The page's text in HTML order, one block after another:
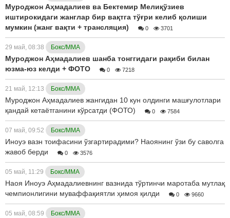
Муроджон Аҳмадалиев ва Бектемир Мелиқўзиев
иштирокидаги жанглар бир вақтга тўғри келиб қолиши
мумкин (жанг вақти + трансляция)
0 3701
29 май, 08:38 Бокс/ММА
Муроджон Аҳмадалиев шанба тонггидаги рақиби билан
юзма-юз келди + ФОТО
0 7218
21 май, 12:13 Бокс/ММА
Муроджон Аҳмадалиев жангидан 10 кун олдинги машғулотлари
қандай кетаётганини кўрсатди (ФОТО)
0 7584
07 май, 09:52 Бокс/ММА
Иноуэ вазн тоифасини ўзгартирадими? Наоянинг ўзи бу саволга
жавоб берди
0 3576
05 май, 11:29 Бокс/ММА
Наоя Иноуэ Аҳмадалиевнинг вазнида тўртинчи маротаба мутлақ
чемпионлигини муваффақиятли ҳимоя қилди
0 9660
05 май, 08:59 Бокс/ММА